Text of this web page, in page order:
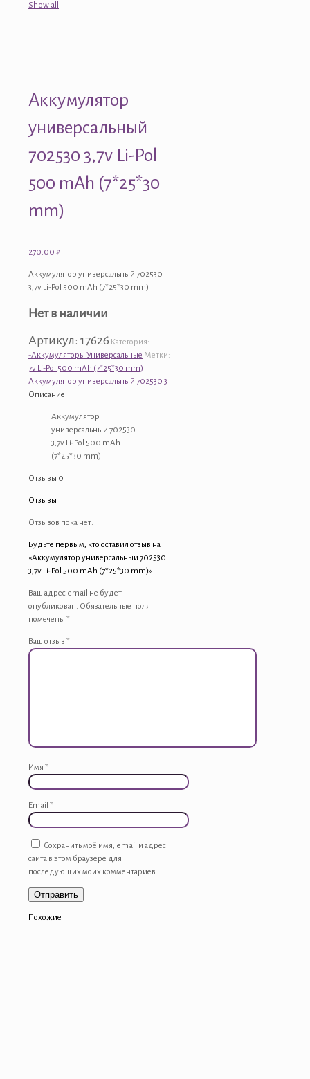
Show all
Аккумулятор
универсальный
702530 3,7v Li-Pol
500 mAh (7*25*30
mm)
270.00 ₽
Аккумулятор универсальный 702530
3,7v Li-Pol 500 mAh (7*25*30 mm)
Нет в наличии
Артикул: 17626 Категория:
-Аккумуляторы Универсальные Метки:
7v Li-Pol 500 mAh (7*25*30 mm)
Аккумулятор универсальный 702530 3
Описание
Аккумулятор
универсальный 702530
3,7v Li-Pol 500 mAh
(7*25*30 mm)
Отзывы 0
Отзывы
Отзывов пока нет.
Будьте первым, кто оставил отзыв на
«Аккумулятор универсальный 702530
3,7v Li-Pol 500 mAh (7*25*30 mm)»
Ваш адрес email не будет
опубликован. Обязательные поля
помечены *
Ваш отзыв *
Имя *
Email *
Сохранить моё имя, email и адрес
сайта в этом браузере для
последующих моих комментариев.
Похожие